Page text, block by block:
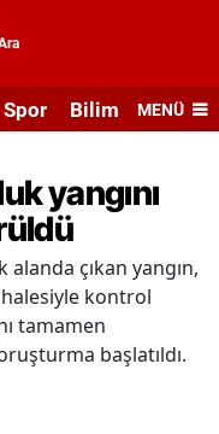
Spor Bilim veMENÜ
yangını
çıkan yangın,
kontrol
tamamen
başlatıldı.